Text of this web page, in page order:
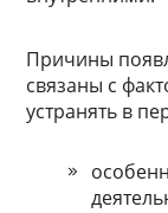
Причины
связаны с
устранять в